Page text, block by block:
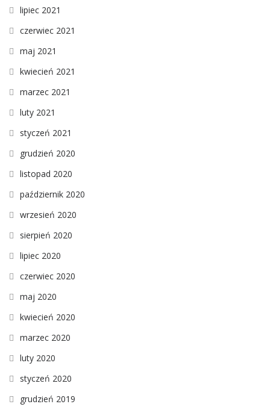
lipiec 2021
czerwiec 2021
maj 2021
kwiecień 2021
marzec 2021
luty 2021
styczeń 2021
grudzień 2020
listopad 2020
październik 2020
wrzesień 2020
sierpień 2020
lipiec 2020
czerwiec 2020
maj 2020
kwiecień 2020
marzec 2020
luty 2020
styczeń 2020
grudzień 2019